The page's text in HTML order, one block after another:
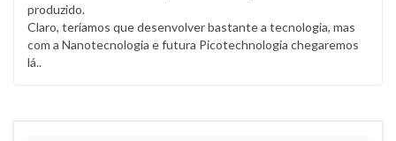
produzido.
Claro, teríamos que desenvolver bastante a tecnologia, mas
com a Nanotecnologia e futura Picotechnologia chegaremos
lá..